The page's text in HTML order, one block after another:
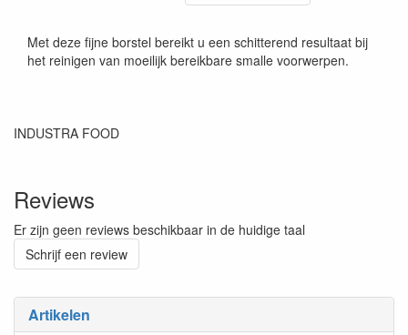
Artikelen
Met deze fijne borstel bereikt u een schitterend resultaat bij
het reinigen van moeilijk bereikbare smalle voorwerpen.
INDUSTRA FOOD
Reviews
Er zijn geen reviews beschikbaar in de huidige taal
Schrijf een review